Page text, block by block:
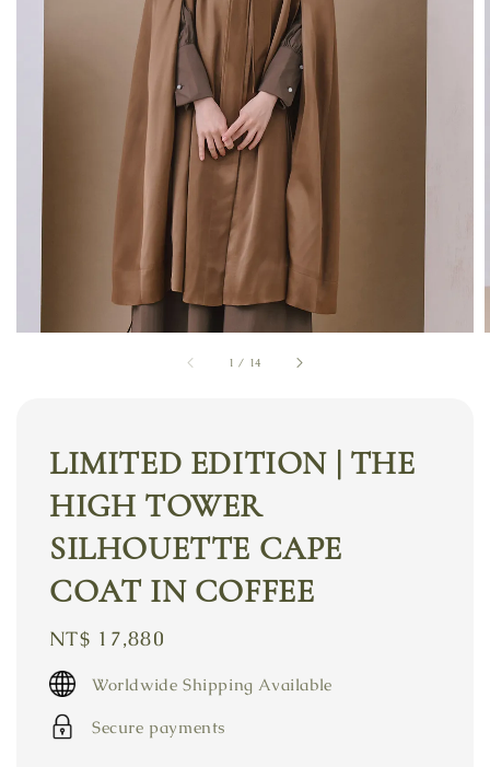
1 / 14
LIMITED EDITION | THE
HIGH TOWER
SILHOUETTE CAPE
COAT IN COFFEE
Regular
price
NT$ 17,880
Worldwide Shipping Available
Secure payments